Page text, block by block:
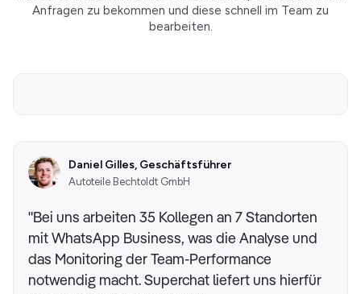
Anfragen zu bekommen und diese schnell im Team zu
bearbeiten.
Daniel Gilles, Geschäftsführer
Autoteile Bechtoldt GmbH
"Bei uns arbeiten 35 Kollegen an 7 Standorten
mit WhatsApp Business, was die Analyse und
das Monitoring der Team-Performance
notwendig macht. Superchat liefert uns hierfür